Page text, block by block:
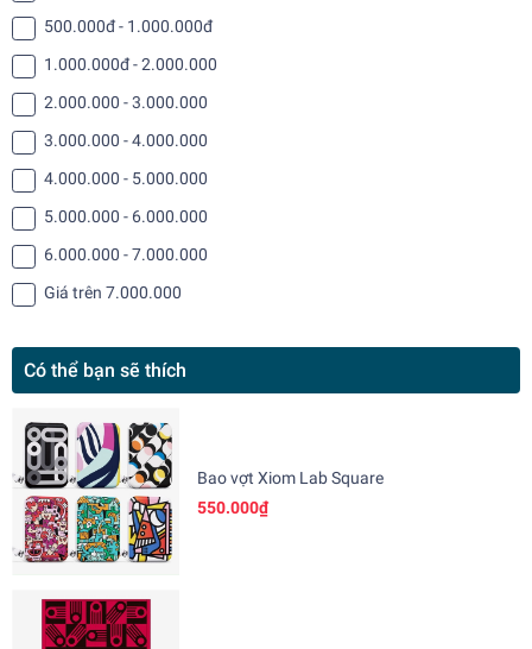
500.000đ - 1.000.000đ
1.000.000đ - 2.000.000
2.000.000 - 3.000.000
3.000.000 - 4.000.000
4.000.000 - 5.000.000
5.000.000 - 6.000.000
6.000.000 - 7.000.000
Giá trên 7.000.000
Có thể bạn sẽ thích
Bao vợt Xiom Lab Square
550.000₫